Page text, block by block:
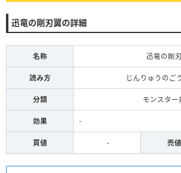
迅竜の剛刃翼の詳細
名称 迅竜の剛
読み方 じんりゅうのご
分類 モンスター
効果 -
買値 - 売値